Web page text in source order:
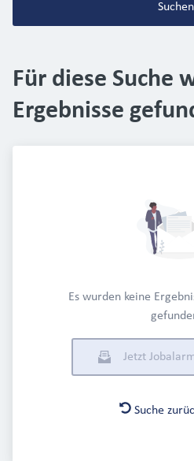
Suchen
Für diese Suche
Ergebnisse
Es wurden keine
Jetzt
Suche